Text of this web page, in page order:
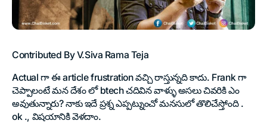
Contributed By V.Siva Rama Teja
Actual గా ఈ article frustration వచ్చి రాస్తున్నది కాదు. Frank గా
చెప్పాలంటే మన దేశం లో btech చదివిన వాళ్ళు అసలు చివరికి ఎం
అవుతున్నారు? నాకు ఇదే ప్రశ్న ఎప్పట్నుంచో మనసులో తొలిచేస్తోంది .
ok ., విషయానికి వెళదాం.